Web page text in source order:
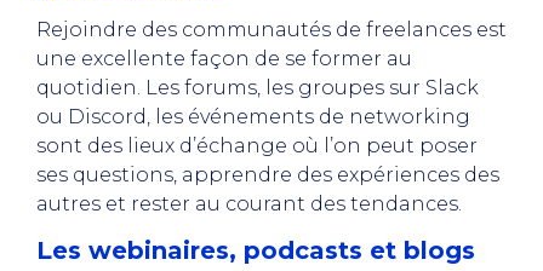
Rejoindre des communautés de freelances est
une excellente façon de se former au
quotidien. Les forums, les groupes sur Slack
ou Discord, les événements de networking
sont des lieux d’échange où l’on peut poser
ses questions, apprendre des expériences des
autres et rester au courant des tendances.
Les webinaires, podcasts et blogs